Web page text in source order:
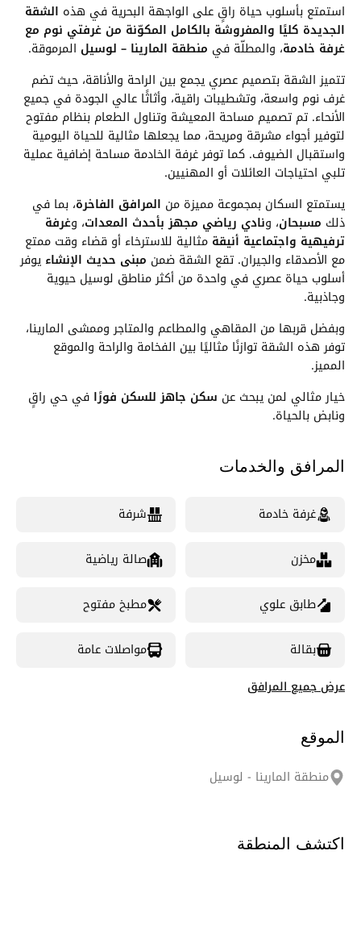
استمتع بأسلوب حياة راقٍ على الواجهة البحرية في هذه الشقة
الجديدة كليًا والمفروشة بالكامل المكوّنة من غرفتي نوم مع
غرفة خادمة، والمطلّة في منطقة المارينا – لوسيل المرموقة.
تتميز الشقة بتصميم عصري يجمع بين الراحة والأناقة، حيث تضم
غرف نوم واسعة، وتشطيبات راقية، وأثاثًا عالي الجودة في جميع
الأنحاء. تم تصميم مساحة المعيشة وتناول الطعام بنظام مفتوح
لتوفير أجواء مشرقة ومريحة، مما يجعلها مثالية للحياة اليومية
واستقبال الضيوف. كما توفر غرفة الخادمة مساحة إضافية عملية
تلبي احتياجات العائلات أو المهنيين.
يستمتع السكان بمجموعة مميزة من المرافق الفاخرة، بما في
ذلك مسبحان، ونادي رياضي مجهز بأحدث المعدات، وغرفة
ترفيهية واجتماعية أنيقة مثالية للاسترخاء أو قضاء وقت ممتع
مع الأصدقاء والجيران. تقع الشقة ضمن مبنى حديث الإنشاء يوفر
أسلوب حياة عصري في واحدة من أكثر مناطق لوسيل حيوية
وجاذبية.
وبفضل قربها من المقاهي والمطاعم والمتاجر وممشى المارينا،
توفر هذه الشقة توازنًا مثاليًا بين الفخامة والراحة والموقع
المميز.
خيار مثالي لمن يبحث عن سكن جاهز للسكن فورًا في حي راقٍ
ونابض بالحياة.
المرافق والخدمات
غرفة خادمة شرفة
مخزن صالة رياضية
طابق علوي مطبخ مفتوح
بقالة
مواصلات عامة
عرض جميع المرافق
الموقع
منطقة المارينا - لوسيل
اكتشف المنطقة